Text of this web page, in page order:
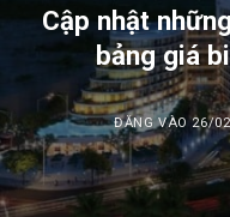
Cập nhật
bảng giá
ĐĂNG VÀO26/